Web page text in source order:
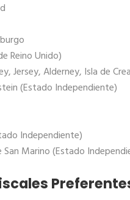
Reino Unido)
Jersey, Alderney, Isla de
(Estado Independiente)
Independiente)
San Marino (Estado